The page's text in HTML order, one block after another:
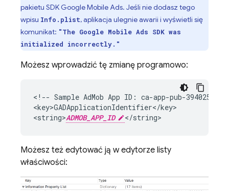
pakietu SDK Google Mobile Ads. Jeśli nie dodasz tego
wpisu Info.plist, aplikacja ulegnie awarii i wyświetli się
komunikat: "The Google Mobile Ads SDK was
initialized incorrectly."
Możesz wprowadzić tę zmianę programowo:
<!-- Sample AdMob App ID: ca-app-pub-
<key>GADApplicationIdentifier</key>
<string>ADMOB_APP_ID </string>
Możesz też edytować ją w edytorze listy
właściwości: